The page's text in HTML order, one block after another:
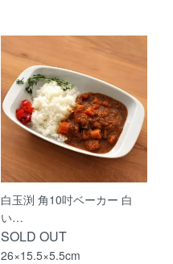
白玉渕 角10吋ベーカー 白
い…
SOLD OUT
26×15.5×5.5cm